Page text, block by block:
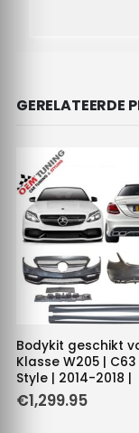
GERELATEERDE
Bodykit geschikt
Klasse W205 | C63
Style | 2014-2018 |
€1,299.95